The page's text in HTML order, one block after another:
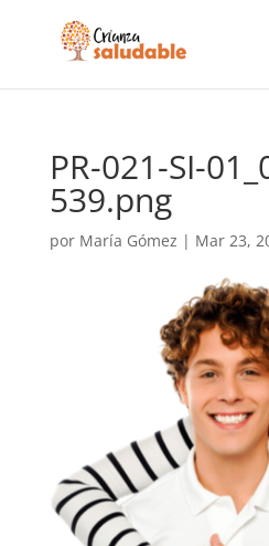
PR-021-SI-
539.png
por María Gómez | Mar 23,